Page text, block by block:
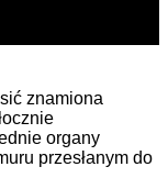
znamiona
organy
przesłanym do